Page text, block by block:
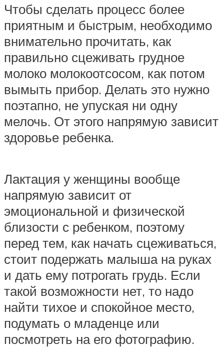
Чтобы сделать процесс более
приятным и быстрым, необходимо
внимательно прочитать, как
правильно сцеживать грудное
молоко молокоотсосом, как потом
вымыть прибор. Делать это нужно
поэтапно, не упуская ни одну
мелочь. От этого напрямую зависит
здоровье ребенка.
Лактация у женщины вообще
напрямую зависит от
эмоциональной и физической
близости с ребенком, поэтому
перед тем, как начать сцеживаться,
стоит подержать малыша на руках
и дать ему потрогать грудь. Если
такой возможности нет, то надо
найти тихое и спокойное место,
подумать о младенце или
посмотреть на его фотографию.